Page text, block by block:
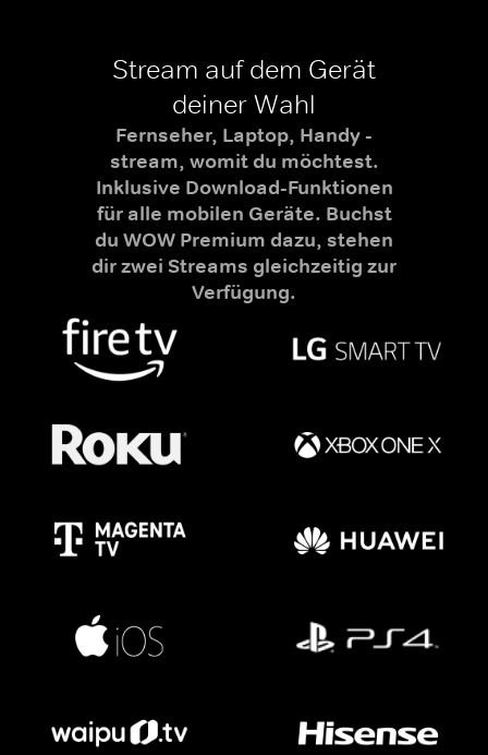
Stream auf dem Gerät
deiner Wahl
Fernseher, Laptop, Handy -
stream, womit du möchtest.
Inklusive Download-Funktionen
für alle mobilen Geräte. Buchst
du WOW Premium dazu, stehen
dir zwei Streams gleichzeitig zur
Verfügung.